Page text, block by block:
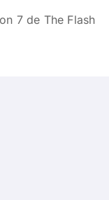
7 de The Flash